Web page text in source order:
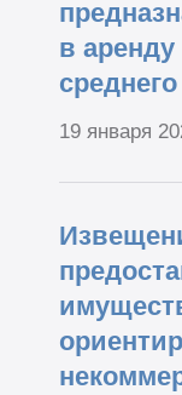
в
19 января